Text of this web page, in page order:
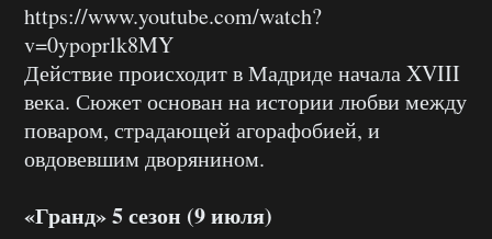
https://www.youtube.com/watch?
v=0ypoprlk8MY
Действие происходит в Мадриде начала XVIII
века. Сюжет основан на истории любви между
поваром, страдающей агорафобией, и
овдовевшим дворянином.
«Гранд» 5 сезон (9 июля)